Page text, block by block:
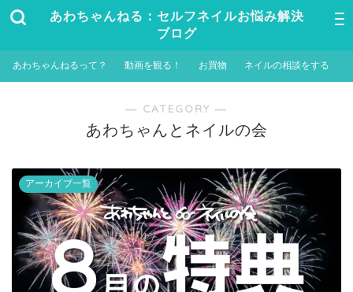
あわちゃんねる：セルフネイルお悩み解決
ブログ
あわちゃんねるって？ 動画を観る！ お買物 ネイルの相談をする
― CATEGORY ―
あわちゃんとネイルの会
アーカイブ一覧